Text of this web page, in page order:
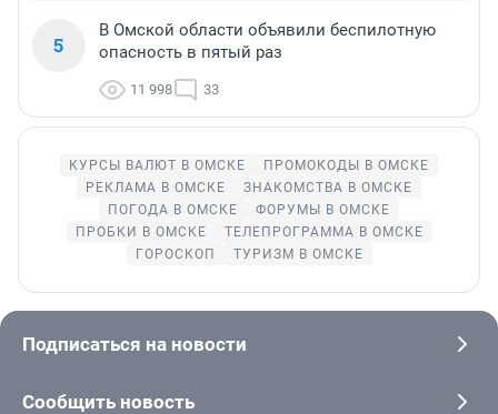
5
В Омской области объявили беспилотную
опасность в пятый раз
11 998 33
КУРСЫ ВАЛЮТ В ОМСКЕ
ПРОМОКОДЫ В ОМСКЕ
РЕКЛАМА В ОМСКЕ
ЗНАКОМСТВА В ОМСКЕ
ПОГОДА В ОМСКЕ
ФОРУМЫ В ОМСКЕ
ПРОБКИ В ОМСКЕ
ТЕЛЕПРОГРАММА В ОМСКЕ
ГОРОСКОП
ТУРИЗМ В ОМСКЕ
Подписаться на новости
Сообщить новость